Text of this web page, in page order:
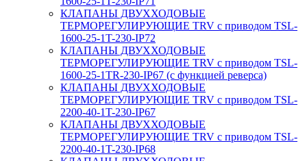
КЛАПАНЫ ДВУХХОДОВЫЕ
ТЕРМОРЕГУЛИРУЮЩИЕ TRV с приводом TSL-
1600-25-1T-230-IP72
КЛАПАНЫ ДВУХХОДОВЫЕ
ТЕРМОРЕГУЛИРУЮЩИЕ TRV с приводом TSL-
1600-25-1TR-230-IP67 (с функцией реверса)
КЛАПАНЫ ДВУХХОДОВЫЕ
ТЕРМОРЕГУЛИРУЮЩИЕ TRV с приводом TSL-
2200-40-1T-230-IP67
КЛАПАНЫ ДВУХХОДОВЫЕ
ТЕРМОРЕГУЛИРУЮЩИЕ TRV с приводом TSL-
2200-40-1T-230-IP68